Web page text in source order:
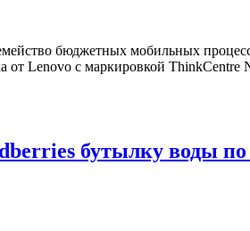
бюджетных мобильных
от Lenovo с маркировкой
бутылку воды